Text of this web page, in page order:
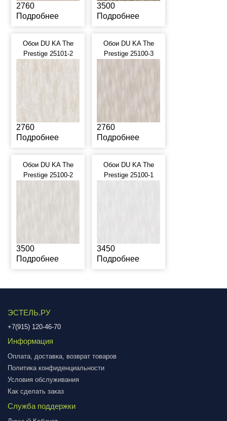
2760
Подробнее
3500
Подробнее
Обои DU KA The
Prestige 25101-2
2760
Подробнее
Обои DU KA The
Prestige 25100-3
2760
Подробнее
Обои DU KA The
Prestige 25100-2
3500
Подробнее
Обои DU KA The
Prestige 25100-1
3450
Подробнее
ЭСТЕЛЬ.РУ
+7(915) 120-46-70
Информация
Оплата, доставка, возврат товаров
Политика конфиденциальности
Условия обслуживания
Как сделать заказ
Служба поддержки